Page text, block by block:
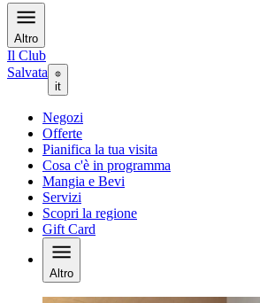
Altro
Il Club
Salvata
it
Negozi
Offerte
Pianifica la tua visita
Cosa c'è in programma
Mangia e Bevi
Servizi
Scopri la regione
Gift Card
Altro